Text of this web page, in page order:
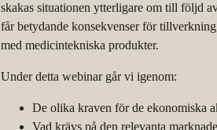
skakas situationen ytterligare om till följd
får betydande konsekvenser för
med medicintekniska produkter.
Under detta webinar går vi igenom:
De olika kraven för de ekonomiska
Vad krävs på den relevanta